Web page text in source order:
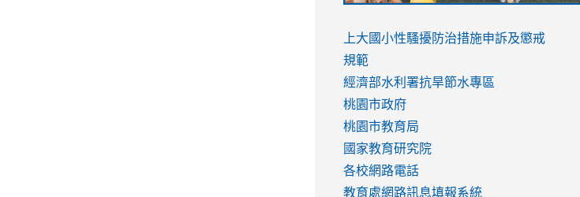
to
https://www.youtube.com/watch?
v=hC_gdZndU9s
to
https://www.youtube.com/watch?
v=hC_gdZndU9s
link
to
https://www.youtube.com/watch?
v=mfpNykQ0g4M
上大國小性騷擾防治措施申訴及懲戒
規範
經濟部水利署抗旱節水專區
桃園市政府
桃園市教育局
國家教育研究院
各校網路電話
教育處網路訊息填報系統